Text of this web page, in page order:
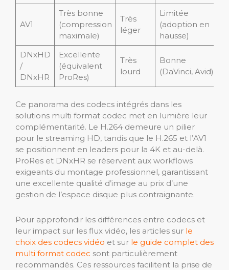
AV1
Très bonne
(compression
maximale)
Très
léger
Limitée
(adoption en
hausse)
DNxHD
/
DNxHR
Excellente
(équivalent
ProRes)
Très
lourd
Bonne
(DaVinci, Avid)
Ce panorama des codecs intégrés dans les
solutions multi format codec met en lumière leur
complémentarité. Le H.264 demeure un pilier
pour le streaming HD, tandis que le H.265 et l’AV1
se positionnent en leaders pour la 4K et au-delà.
ProRes et DNxHR se réservent aux workflows
exigeants du montage professionnel, garantissant
une excellente qualité d’image au prix d’une
gestion de l’espace disque plus contraignante.
Pour approfondir les différences entre codecs et
leur impact sur les flux vidéo, les articles sur le
choix des codecs vidéo et sur le guide complet des
multi format codec sont particulièrement
recommandés. Ces ressources facilitent la prise de